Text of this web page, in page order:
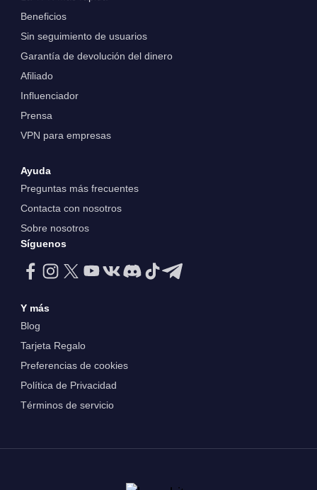
Beneficios
Sin seguimiento de usuarios
Garantía de devolución del dinero
Afiliado
Influenciador
Prensa
VPN para empresas
Ayuda
Preguntas más frecuentes
Contacta con nosotros
Sobre nosotros
Síguenos
Y más
Blog
Tarjeta Regalo
Preferencias de cookies
Política de Privacidad
Términos de servicio